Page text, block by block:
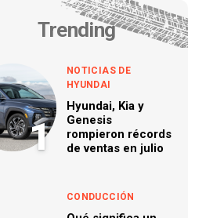
Trending
1
NOTICIAS DE
HYUNDAI
Hyundai, Kia y
Genesis
rompieron récords
de ventas en julio
CONDUCCIÓN